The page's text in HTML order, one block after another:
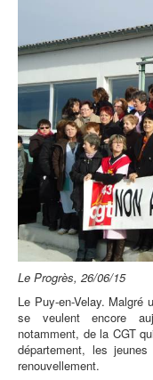
Le Progrès, 26/06/15
Le Puy-en-Velay. Malgré
se veulent encore
notamment, de la CGT
département, les
renouvellement.